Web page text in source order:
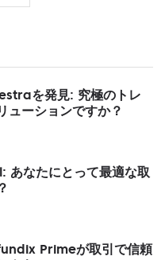
を発見: 究極のトレ
ューションですか？
なたにとって最適な取
Primeが取引で信頼